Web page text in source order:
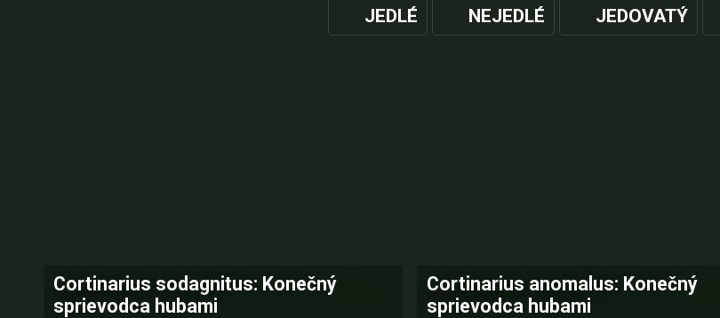
JEDLÉ NEJEDLÉ JEDOVATÝ
Cortinarius sodagnitus: Konečný
sprievodca hubami
Cortinarius anomalus: Konečný
sprievodca hubami